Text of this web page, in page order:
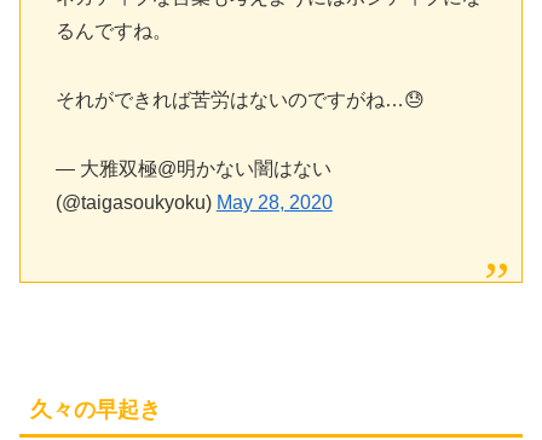
るんですね。
それができれば苦労はないのですがね…😓
— 大雅双極@明かない闇はない
(@taigasoukyoku) May 28, 2020
久々の早起き